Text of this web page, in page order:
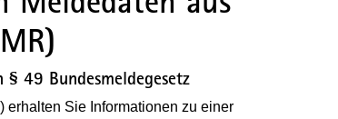
49 Bundesmeldegesetz
erhalten Sie Informationen zu einer